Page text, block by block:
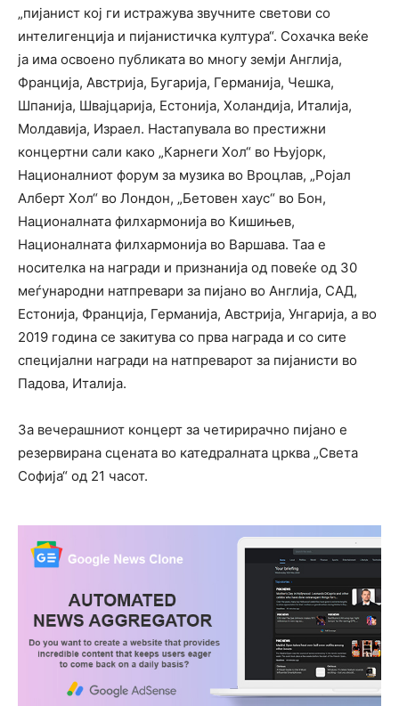
„пијанист кој ги истражува звучните светови со
интелигенција и пијанистичка култура“. Сохачка веќе
ја има освоено публиката во многу земји Англија,
Франција, Австрија, Бугарија, Германија, Чешка,
Шпанија, Швајцарија, Естонија, Холандија, Италија,
Молдавија, Израел. Настапувала во престижни
концертни сали како „Карнеги Хол“ во Њујорк,
Националниот форум за музика во Вроцлав, „Ројал
Алберт Хол“ во Лондон, „Бетовен хаус“ во Бон,
Националната филхармонија во Кишињев,
Националната филхармонија во Варшава. Таа е
носителка на награди и признанија од повеќе од 30
меѓународни натпревари за пијано во Англија, САД,
Естонија, Франција, Германија, Австрија, Унгарија, а во
2019 година се закитува со прва награда и со сите
специјални награди на натпреварот за пијанисти во
Падова, Италија.
За вечерашниот концерт за четирирачно пијано е
резервирана сцената во катедралната црква „Света
Софија“ од 21 часот.